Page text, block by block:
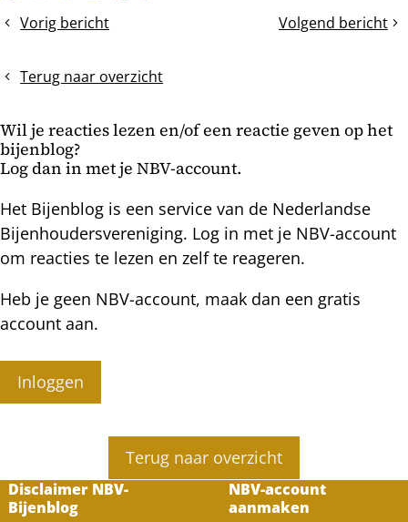
bericht
Vorig bericht
Het
is
Volgend bericht
Een
Terug naar overzicht
Wil je reacties lezen en/of een reactie geven op het
bijenblog?
Log dan in met je NBV-account.
Het Bijenblog is een service van de Nederlandse
Bijenhoudersvereniging. Log in met je NBV-account
om reacties te lezen en zelf te reageren.
Heb je geen NBV-account, maak dan een gratis
account aan.
Inloggen
Terug naar overzicht
Disclaimer NBV-
Bijenblog
NBV-account
aanmaken